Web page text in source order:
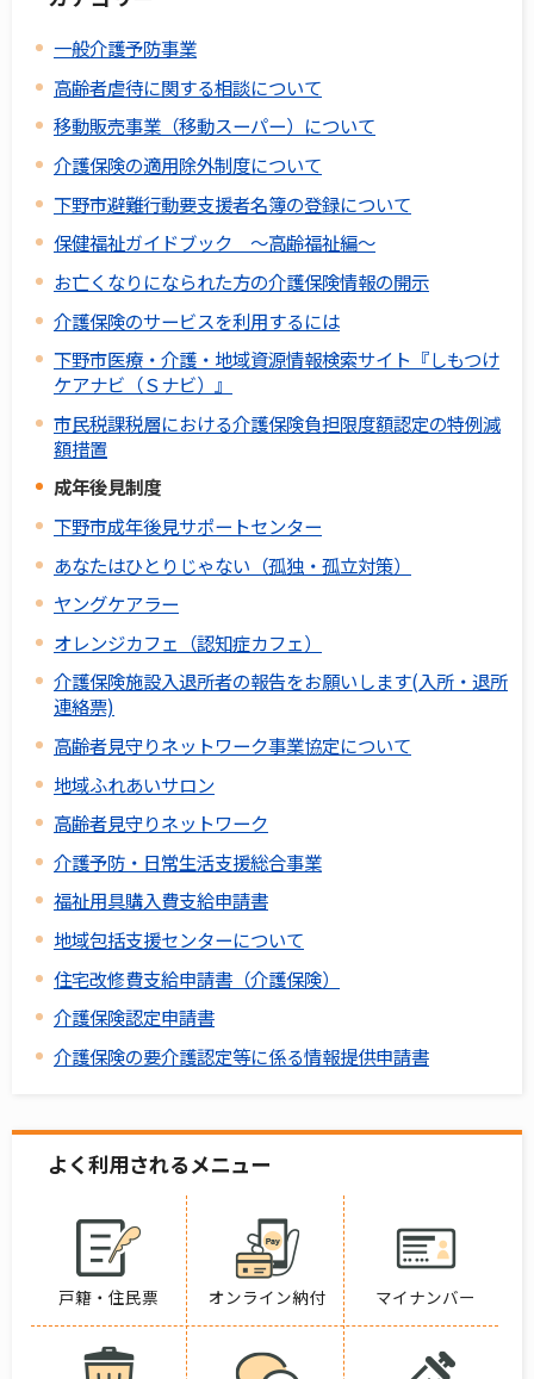
一般介護予防事業
高齢者虐待に関する相談について
移動販売事業（移動スーパー）について
介護保険の適用除外制度について
下野市避難行動要支援者名簿の登録について
保健福祉ガイドブック ～高齢福祉編～
お亡くなりになられた方の介護保険情報の開示
介護保険のサービスを利用するには
下野市医療・介護・地域資源情報検索サイト『しもつけ
ケアナビ（Ｓナビ）』
市民税課税層における介護保険負担限度額認定の特例減
額措置
成年後見制度
下野市成年後見サポートセンター
あなたはひとりじゃない（孤独・孤立対策）
ヤングケアラー
オレンジカフェ（認知症カフェ）
介護保険施設入退所者の報告をお願いします(入所・退所
連絡票)
高齢者見守りネットワーク事業協定について
地域ふれあいサロン
高齢者見守りネットワーク
介護予防・日常生活支援総合事業
福祉用具購入費支給申請書
地域包括支援センターについて
住宅改修費支給申請書（介護保険）
介護保険認定申請書
介護保険の要介護認定等に係る情報提供申請書
よく利用されるメニュー
戸籍・住民票 オンライン納付 マイナンバー